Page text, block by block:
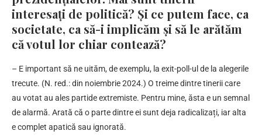
interesați de politică? Și ce putem face, ca
societate, ca să-i implicăm și să le arătăm
că votul lor chiar contează?
– E important să ne uităm, de exemplu, la exit-poll-ul de la alegerile
trecute. (N. red.: din noiembrie 2024.) O treime dintre tinerii care
au votat au ales partide extremiste. Pentru mine, ăsta e un semnal
de alarmă. Arată că o parte dintre ei sunt deja radicalizați, iar alta
e complet apatică sau ignorată.